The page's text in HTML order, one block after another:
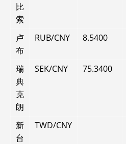
比
索
卢
布
RUB/CNY 8.5400
瑞
典
克
朗
SEK/CNY 75.3400
新
台
TWD/CNY